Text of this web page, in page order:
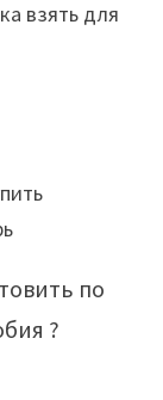
взять для
по
?